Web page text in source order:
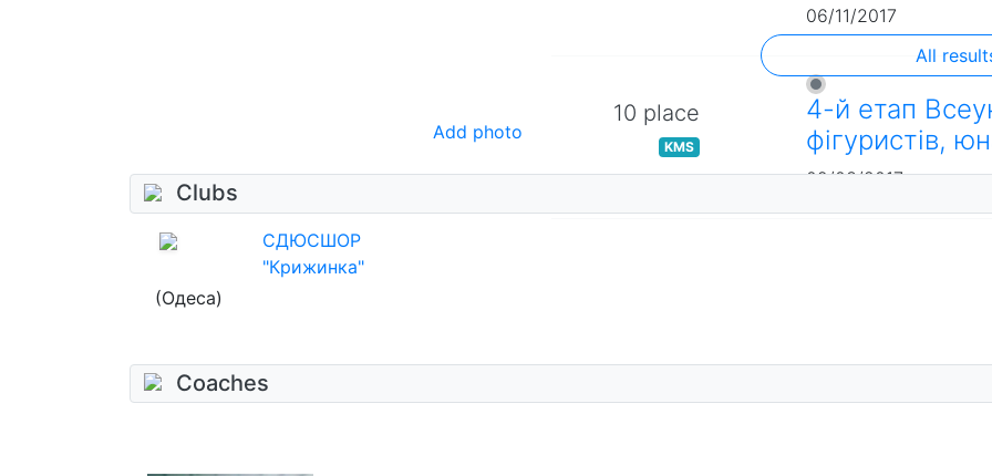
Add photo
06/11/2017
10 place
KMS
4-й етап
фігуристів,
09/03/2017
All
Clubs
СДЮСШОР
"Крижинка"
(Одеса)
Coaches